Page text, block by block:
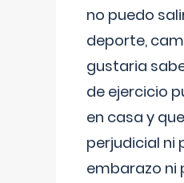
no puedo
deporte,
gustaria
de ejercicio
en casa y
perjudicial ni
embarazo ni